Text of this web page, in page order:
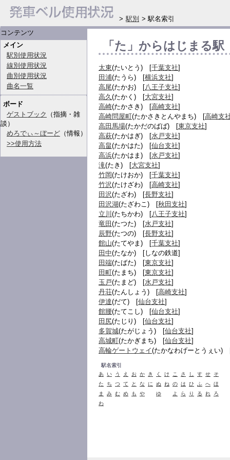
コンテンツ
メイン
駅別使用状況
線別使用状況
曲別使用状況
曲名一覧
ボード
ゲストブック
（指摘・雑
談）
めろでぃ～ぼーど （情報）
>>使用方法
「た」からはじまる駅
太東(たいとう) [千葉支社]
田浦(たうら) [横浜支社]
高尾(たかお) [八王子支社]
高久(たかく) [大宮支社]
高崎(たかさき) [高崎支社]
高崎問屋町(たかさきとんやまち) [高崎支
高田馬場(たかだのばば) [東京支社]
高萩(たかはぎ) [水戸支社]
高畠(たかはた) [仙台支社]
高浜(たかはま) [水戸支社]
滝(たき) [大宮支社]
竹岡(たけおか) [千葉支社]
竹沢(たけざわ) [高崎支社]
田沢(たざわ) [長野支社]
田沢湖(たざわこ) [秋田支社]
立川 (たちかわ) [八王子支社]
竜田 (たつた) [水戸支社]
辰野(たつの) [長野支社]
館山(たてやま) [千葉支社]
田中(たなか) [しなの鉄道]
田端(たばた) [東京支社]
田町(たまち) [東京支社]
玉戸(たまど) [水戸支社]
丹荘(たんしょう) [高崎支社]
伊達(だて) [仙台支社]
館腰(たてこし) [仙台支社]
田尻(たじり) [仙台支社]
多賀城(たがじょう) [仙台支社]
高城町(たかぎまち) [仙台支社]
高輪ゲートウェイ(たかなわげーとうぇい)
駅名索引
あ い う え お か き く け こ さ し す せ そ
た
ち つ て と な に ぬ ね の は ひ ふ へ ほ
ま
み む め も や ゆ よ ら り る れ
ろ
わ
> 駅別 > 駅名索引